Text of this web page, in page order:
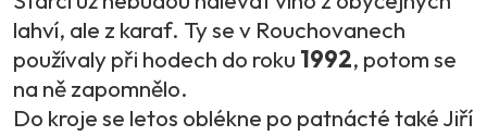
lahví, ale z karaf. Ty se v Rouchovanech
používaly při hodech do roku 1992, potom se
na ně zapomnělo.
Do kroje se letos oblékne po patnácté také Jiří